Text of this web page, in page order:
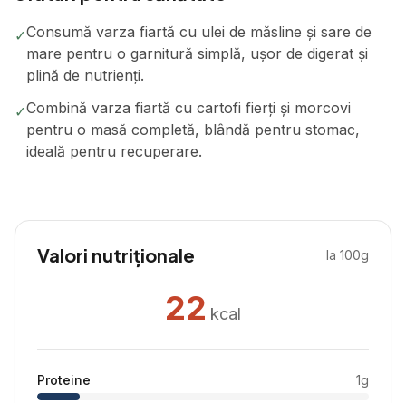
✓Consumă varza fiartă cu ulei de măsline și sare de
mare pentru o garnitură simplă, ușor de digerat și
plină de nutrienți.
✓Combină varza fiartă cu cartofi fierți și morcovi
pentru o masă completă, blândă pentru stomac,
ideală pentru recuperare.
Valori nutriționale la 100g
22 kcal
Proteine 1g